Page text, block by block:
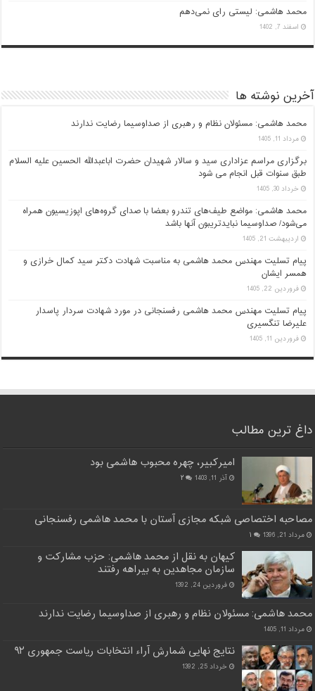
محمد هاشمی: لیستی رای نمی‌دهم
اسفند 7, 1402
آخرین نوشته ها
محمد هاشمی: مسئولان نظام و رهبری از صداوسیما رضایت ندارند
مرداد 11, 1405
برگزاری مراسم عزاداری سید و سالار شهیدان حضرت اباعبدالله الحسین علیه السلام
طبق سنوات قبل انجام می شود
خرداد 30, 1405
محمد هاشمی: مواضع طیف‌های تندرو بعضا با صدای گروه‌های اپوزیسیون همراه
می‌شود/ صداوسیما نبایدتریبون آنها باشد
اردیبهشت 21, 1405
پیام تسلیت مهندس محمد هاشمی به مناسبت شهادت دکتر سید کمال خرازی و
همسر ایشان
فروردین 22, 1405
پیام تسلیت مهندس محمد هاشمی رفسنجانی در مورد شهادت سردار پاسدار
علیرضا تنگسیری
فروردین 11, 1405
داغ ترین مطالب
امیرکبیر، چهره محبوب هاشمی بود
آذر 11, 1403 ۲
مصاحبه اختصاصی شبکه مجازی آستان با محمد هاشمی رفسنجانی
مرداد 21, 1396 ۱
کیهان به نقل از محمد هاشمی: حزب مشارکت و
سازمان مجاهدین به بیراهه رفتند
فروردین 24, 1392
محمد هاشمی: مسئولان نظام و رهبری از صداوسیما رضایت ندارند
مرداد 11, 1405
نتایج نهایی شمارش آراء انتخابات ریاست جمهوری ۹۲
خرداد 25, 1392